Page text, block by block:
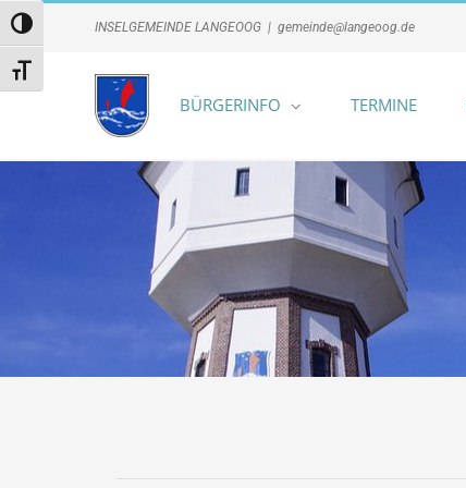
Zum
springen
INSELGEMEINDE LANGEOOG | gemeinde@langeoog.de
BÜRGERINFO TERMINE
Umschalten auf hohe Kontraste
Schrift vergrößern